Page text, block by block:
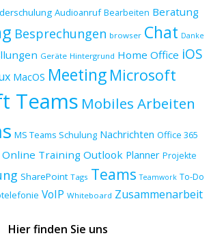
Audioanruf Bearbeiten Beratung
Besprechungen browser Chat Danke
Geräte Hintergrund Home Office iOS
MacOS Meeting Microsoft
Teams Mobiles Arbeiten
MS Teams Schulung Nachrichten Office 365
Online Training Outlook Planner Projekte
SharePoint Tags Teams Teamwork To-Do
VoIP Whiteboard Zusammenarbeit
Hier finden Sie uns